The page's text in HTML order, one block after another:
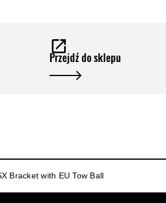
Przejdź do sklepu
Bracket with EU Tow Ball